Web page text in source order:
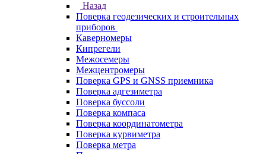
Назад
Поверка геодезических и строительных
приборов
Каверномеры
Кипрегели
Межосемеры
Межцентромеры
Поверка GPS и GNSS приемника
Поверка адгезиметра
Поверка буссоли
Поверка компаса
Поверка координатометра
Поверка курвиметра
Поверка метра